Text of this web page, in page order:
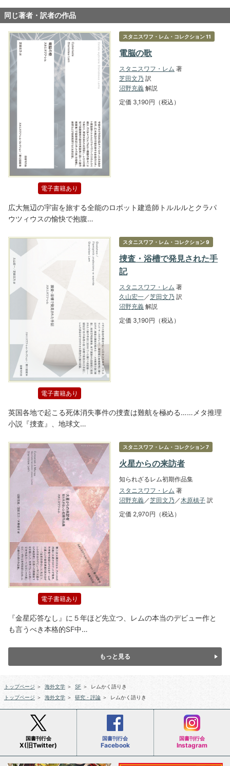
同じ著者・訳者の作品
電子書籍あり
スタニスワフ・レム・コレクション 11
電脳の歌
スタニスワフ・レム 著
芝田文乃 訳
沼野充義 解説
定価 3,190円（税込）
広大無辺の宇宙を旅する全能のロボット建造師トルルルとクラパ
ウツィウスの愉快で抱腹…
電子書籍あり
スタニスワフ・レム・コレクション 9
捜査・浴槽で発見された手
記
スタニスワフ・レム 著
久山宏一／芝田文乃 訳
沼野充義 解説
定価 3,190円（税込）
英国各地で起こる死体消失事件の捜査は難航を極める……メタ推理
小説『捜査』、地球文…
電子書籍あり
スタニスワフ・レム・コレクション 7
火星からの来訪者
知られざるレム初期作品集
スタニスワフ・レム 著
沼野充義／芝田文乃 ／木原槙子 訳
定価 2,970円（税込）
『金星応答なし』に５年ほど先立つ、レムの本当のデビュー作と
も言うべき本格的SF中…
もっと見る
トップページ ＞ 海外文学 ＞ SF ＞
レムかく語りき
トップページ ＞ 海外文学 ＞ 研究・評論 ＞ レムかく語りき
国書刊行会
X(旧Twitter)
国書刊行会
Facebook
国書刊行会
Instagram